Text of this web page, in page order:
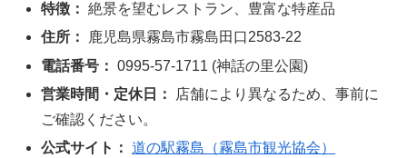
特徴： 絶景を望むレストラン、豊富な特産品
住所：
鹿児島県霧島市霧島田口2583-22
電話番号： 0995-57-1711 (神話の里公園)
営業時間・定休日：
店舗により異なるため、事前に
ご確認ください。
公式サイト： 道の駅霧島（霧島市観光協会）